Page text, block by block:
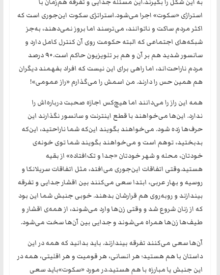
به این شکل را بگیرند.این مسئله جدایی و تفرقه هم‌زمان با
استراژی «سکوت» اجرا می‌شود.استراتژی سکوت این‌جوری است که
اکثر مردم ساکت و ناتوانند، می‌ترسند اما بروز نمی‌دهند، به‌جز
شبکه‌های اجتماعی که البته حکومت روی آن کنترل کامل دارد و
سانسور شدید هم بر آن و هم بر تلویزیون حاکم است.‏۹۰ درصد
مردم ناراحت‌اند، اما راهی برای این نیست که افراد بفهمند دیگران
هم همین حس را دارند. من اسمش را می‌گذارم «راز عمومی»!
‏همه این راز را می‌دانند اما هیچ‌کس اجازه صحبت درباره‌اش را
ندارد. این‌ها می‌خواهند با قطع اینترنت و سانسور نگذارند این
حرف‌ها زده شود. می‌خواهند بگویند این‌که شما ناراحتید، این‌که
بدبختید، توهم است و می‌خواهند بگویند شما توی خونه‌ی
خودتان، محله و شهر خودتان «جدا و تک‌افتاده» از بقیه
هستید.وقتی اتفاقات این‌جوری می‌افتد، مثل اتفاقات سریلانکا و
روسیه و بهار عربی، ابتدا سعی می‌کنند بین اقشار جدایی و تفرقه
بیندازند و روبه‌روی هم قرارشان بدهند. خوبی جنبش شما این بود
که از زنان شروع شد و وقتی زن‌ها وارد می‌شوند، از همه‌ی اقشار و
طیف‌ها زن‌ها همراه می‌شوند و جدایی بین آن‌ها سخت می‌شود.
آن‌ها سعی می‌کنند تفرقه بیندازند. باید بدانید که همه در این
داستان با هم هستید؛ هر انسانی، هر قومیت و هر اقلیتی، همه در
این جنبش یا مبارزه با هم هستید.‏در مورد «سکوت»‏باید سعی